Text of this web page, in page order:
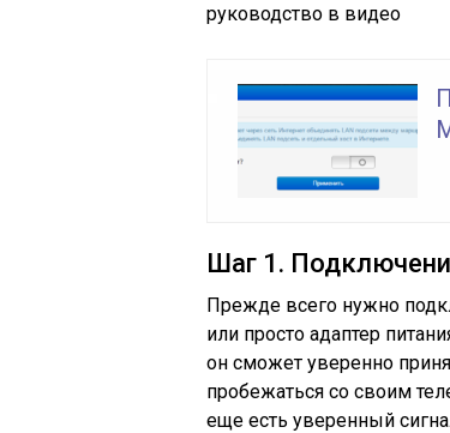
руководство в видео
Шаг 1.
Прежде всего нужно
или просто адаптер
он сможет уверенно
пробежаться со своим
еще есть уверенный